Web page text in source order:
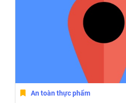
An toàn thực phẩm